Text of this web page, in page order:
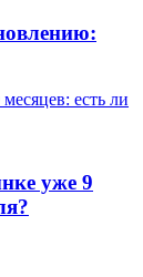
есть ли
уже 9